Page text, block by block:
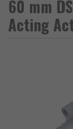
60 mm
Acting